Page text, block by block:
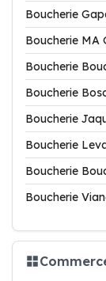
Boucherie
Boucherie MA
Boucherie
Boucherie
Boucherie
Boucherie
Boucherie
Boucherie